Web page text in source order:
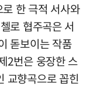
한 극적 서사와
로 협주곡은 서
돋보이는 작품
2번은 웅장한 스
교향곡으로 꼽힌